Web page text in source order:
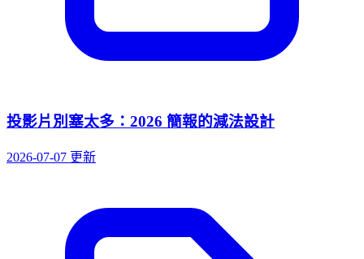
投影片別塞太多：2026 簡報的減法設計
2026-07-07 更新